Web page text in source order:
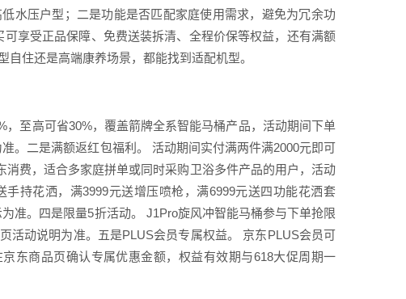
水压户型；二是功能是否匹配家庭使用需求，避免为冗余功
享受正品保障、免费送装拆清、全程价保等权益，还有满额
住还是高端康养场景，都能找到适配机型。
至高可省30%，覆盖箭牌全系智能马桶产品，活动期间下单
。二是满额返红包福利。 活动期间实付满两件满2000元即可
费，适合多家庭拼单或同时采购卫浴多件产品的用户，活动
持花洒，满3999元送增压喷枪，满6999元送四功能花洒套
准。四是限量5折活动。 J1Pro旋风冲智能马桶参与下单抢限
活动说明为准。五是PLUS会员专属权益。 京东PLUS会员可
东商品页确认专属优惠金额，权益有效期与618大促周期一